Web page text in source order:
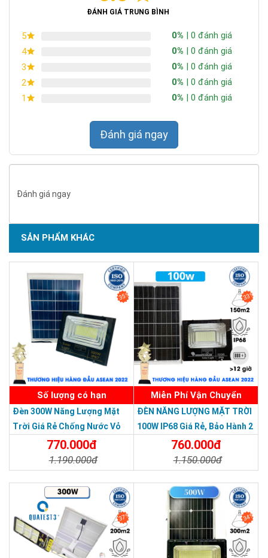
SẢN PHẨM CHẤT LƯỢNG - DỊCH VỤ TIN DÙNG LẦN VII - 2020
THƯƠNG HIỆU HÀNG ĐẦU ASEAN 2022
ĐÁNH GIÁ TRUNG BÌNH
5 0% | 0 đánh giá
4
0% | 0 đánh giá
3
0% | 0 đánh giá
2
0% | 0 đánh giá
1
0% | 0 đánh giá
Đánh giá ngay
Đánh giá ngay
SẢN PHẨM KHÁC
35%
Số lượng có hạn
Đèn 300W Năng Lượng Mặt
Trời Giá Rẻ Chống Nước Vỏ
Nhôm Đúc770.000đ
1.190.000đ
33%
Miễn Phí Vận Chuyển
ĐÈN NĂNG LƯỢNG MẶT TRỜI
100W IP68 Giá Rẻ, Bảo Hành 2
760.000đ
1.150.000đ
37% 34%